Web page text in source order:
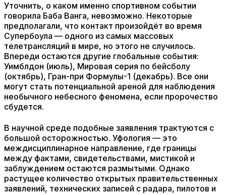
Уточнить, о каком именно спортивном событии
говорила Баба Ванга, невозможно. Некоторые
предполагали, что контакт произойдёт во время
Супербоула — одного из самых массовых
телетрансляций в мире, но этого не случилось.
Впереди остаются другие глобальные события:
Уимблдон (июль), Мировая серия по бейсболу
(октябрь), Гран-при Формулы-1 (декабрь). Все они
могут стать потенциальной ареной для наблюдения
необычного небесного феномена, если пророчество
сбудется.
В научной среде подобные заявления трактуются с
большой осторожностью. Уфология — это
междисциплинарное направление, где границы
между фактами, свидетельствами, мистикой и
заблуждением остаются размытыми. Однако
растущее количество открытых правительственных
заявлений, технических записей с радара, пилотов и